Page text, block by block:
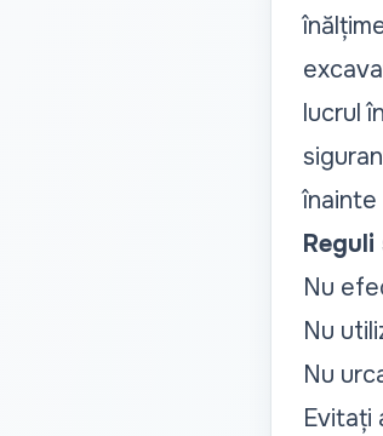
lucrul
înainte
Nu
Nu
Nu
Evitați